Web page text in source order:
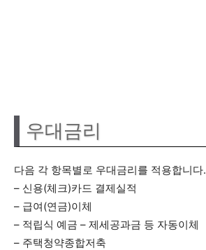
우대금리
다음 각 항목별로 우대금리를 적용합니다.
– 신용(체크)카드 결제실적
– 급여(연금)이체
– 적립식 예금 – 제세공과금 등 자동이체
– 주택청약종합저축